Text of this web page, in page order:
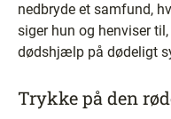
nedbryde et samfund,
siger hun og henviser
dødshjælp på dødeligt
Trykke på den